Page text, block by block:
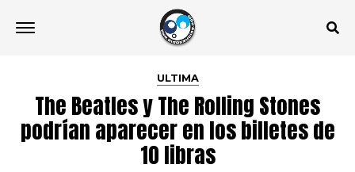
ULTIMA
The Beatles y The Rolling Stones
podrían aparecer en los billetes de
10 libras